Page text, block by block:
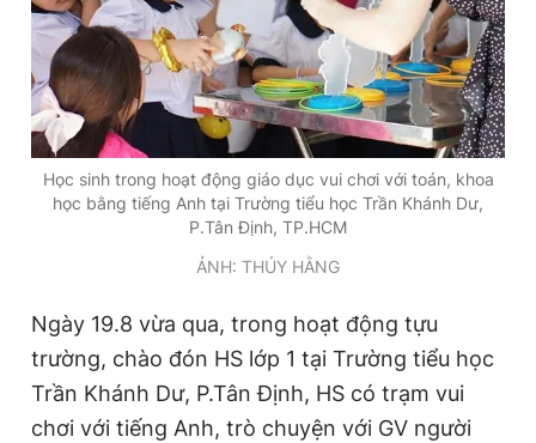
Học sinh trong hoạt động giáo dục vui chơi với toán, khoa
học bằng tiếng Anh tại Trường tiểu học Trần Khánh Dư,
P.Tân Định, TP.HCM
ẢNH: THÚY HẰNG
Ngày 19.8 vừa qua, trong hoạt động tựu
trường, chào đón HS lớp 1 tại Trường tiểu học
Trần Khánh Dư, P.Tân Định, HS có trạm vui
chơi với tiếng Anh, trò chuyện với GV người